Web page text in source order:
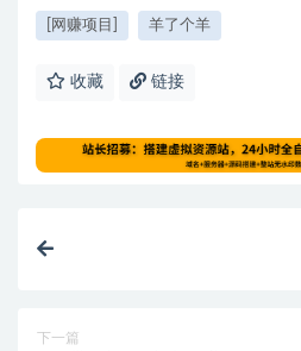
[网赚项目] 羊了个羊
收藏 链接
下一篇